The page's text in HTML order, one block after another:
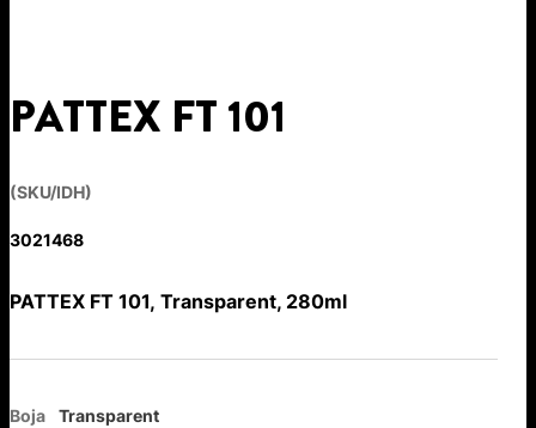
PATTEX FT 101
(SKU/IDH)
3021468
PATTEX FT 101, Transparent, 280ml
Boja Transparent